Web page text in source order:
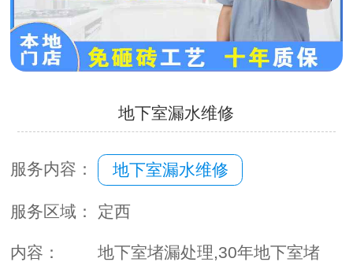
地下室漏水维修
服务内容： 地下室漏水维修
服务区域： 定西
内容：
地下室堵漏处理,30年地下室堵